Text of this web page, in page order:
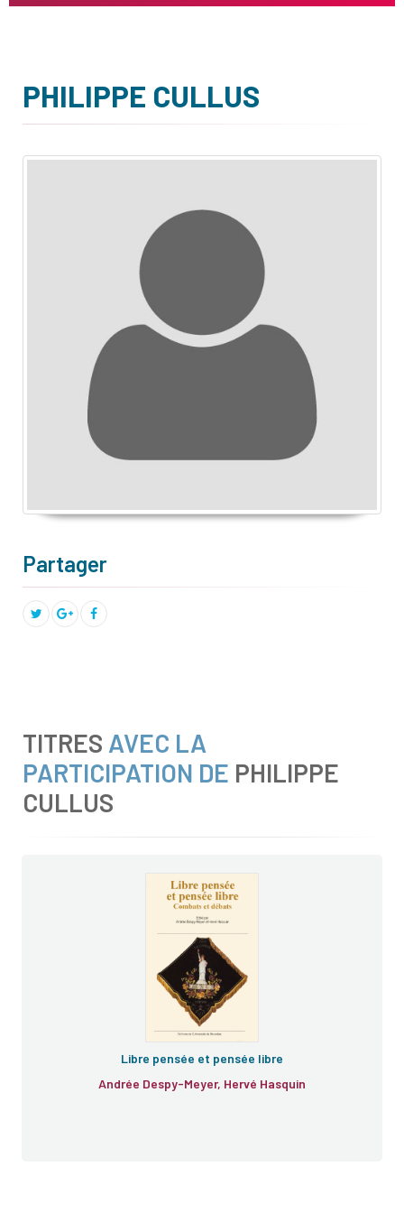
PHILIPPE CULLUS
Partager
TITRES AVEC LA
PARTICIPATION DE PHILIPPE
CULLUS
Libre pensée et pensée libre
Andrée Despy-Meyer, Hervé Hasquin